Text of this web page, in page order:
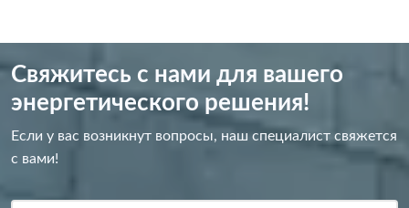
Свяжитесь с нами для вашего
энергетического решения!
Если у вас возникнут вопросы, наш специалист свяжется
с вами!